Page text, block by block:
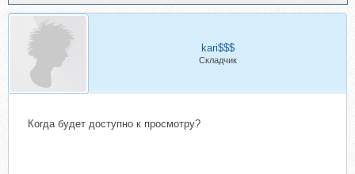
kari$$$
Складчик
Когда будет доступно к просмотру?